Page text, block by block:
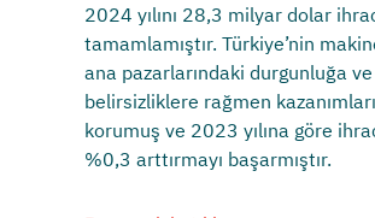
2024 yılını 28,3 milyar dolar
tamamlamıştır. Türkiye’nin
ana pazarlarındaki durgunluğa
belirsizliklere rağmen
korumuş ve 2023 yılına göre
%0,3 arttırmayı başarmıştır.